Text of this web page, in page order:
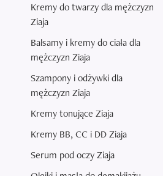
Kremy do twarzy dla mężczyzn
Ziaja
Balsamy i kremy do ciała dla
mężczyzn Ziaja
Szampony i odżywki dla
mężczyzn Ziaja
Kremy tonujące Ziaja
Kremy BB, CC i DD Ziaja
Serum pod oczy Ziaja